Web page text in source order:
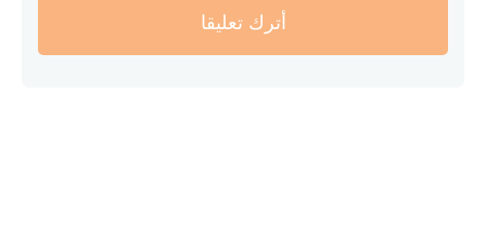
أترك تعليقا